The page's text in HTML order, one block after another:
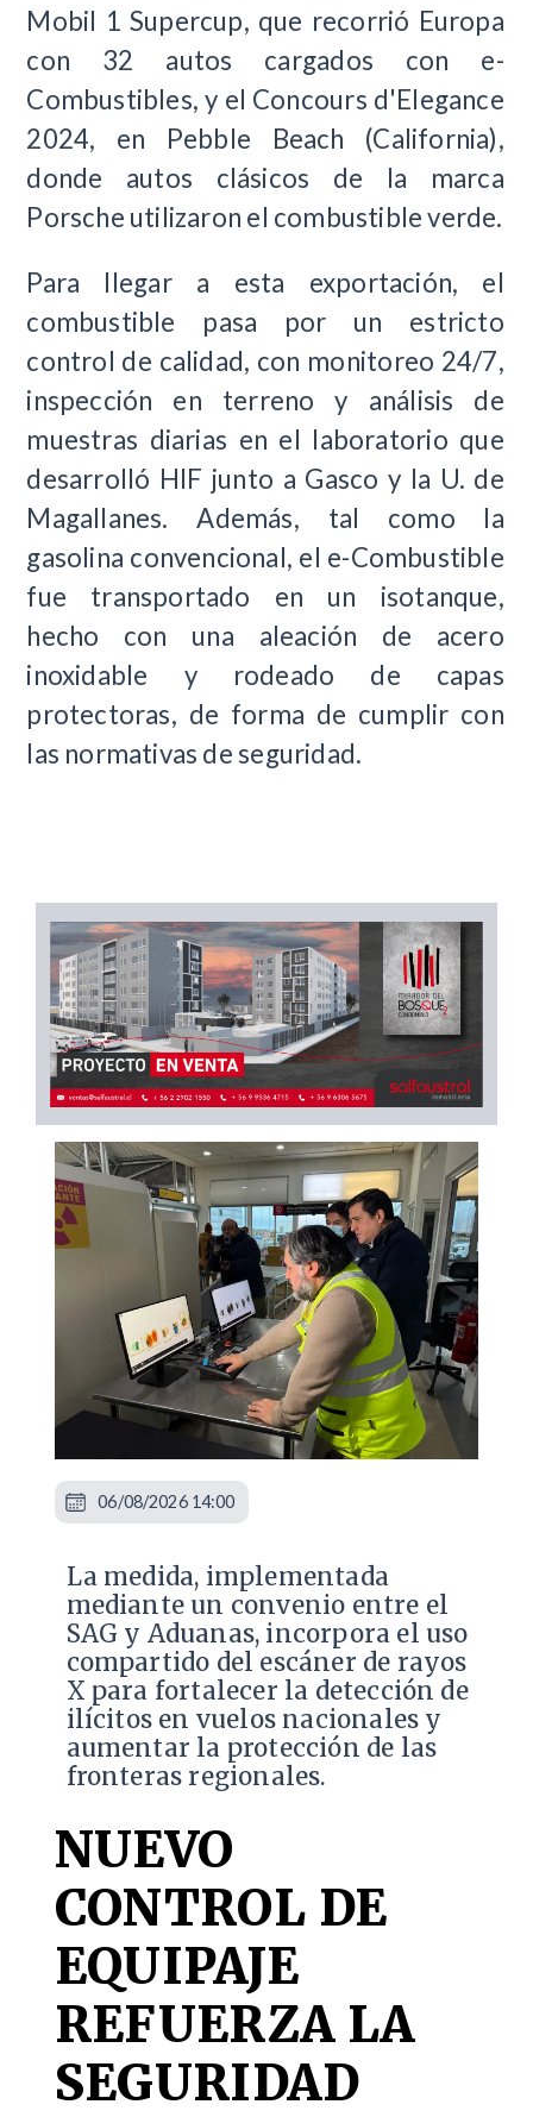
Mobil 1 Supercup, que recorrió Europa
con 32 autos cargados con e-
Combustibles, y el Concours d'Elegance
2024, en Pebble Beach (California),
donde autos clásicos de la marca
Porsche utilizaron el combustible verde.
Para llegar a esta exportación, el
combustible pasa por un estricto
control de calidad, con monitoreo 24/7,
inspección en terreno y análisis de
muestras diarias en el laboratorio que
desarrolló HIF junto a Gasco y la U. de
Magallanes. Además, tal como la
gasolina convencional, el e-Combustible
fue transportado en un isotanque,
hecho con una aleación de acero
inoxidable y rodeado de capas
protectoras, de forma de cumplir con
las normativas de seguridad.
La medida, implementada
mediante un convenio entre el
SAG y Aduanas, incorpora el uso
compartido del escáner de rayos
X para fortalecer la detección de
ilícitos en vuelos nacionales y
aumentar la protección de las
fronteras regionales.
NUEVO
CONTROL DE
EQUIPAJE
REFUERZA LA
SEGURIDAD
06/08/2026 14:00